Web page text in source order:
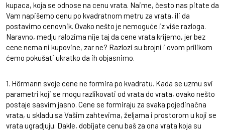
kupaca, koja se odnose na cenu vrata. Naime, često nas pitate da
Vam napišemo cenu po kvadratnom metru za vrata, ili da
postavimo cenovnik. Ovako nešto je nemoguće iz više razloga.
Naravno, medju ralozima nije taj da cene vrata krijemo, jer bez
cene nema ni kupovine, zar ne? Razlozi su brojni i ovom prilikom
ćemo pokušati ukratko da ih objasnimo.
1. Hörmann svoje cene ne formira po kvadratu. Kada se uzmu svi
parametri koji se mogu razlikovati od vrata do vrata, ovako nešto
postaje sasvim jasno. Cene se formiraju za svaka pojedinačna
vrata, u skladu sa Vašim zahtevima, željama i prostorom u koji se
vrata ugradjuju. Dakle, dobijate cenu baš za ona vrata koja su